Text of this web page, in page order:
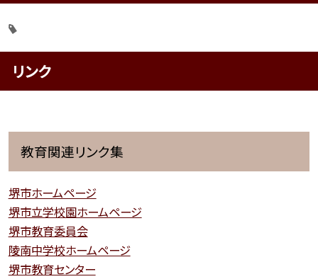
リンク
教育関連リンク集
堺市ホームページ
堺市立学校園ホームページ
堺市教育委員会
陵南中学校ホームページ
堺市教育センター